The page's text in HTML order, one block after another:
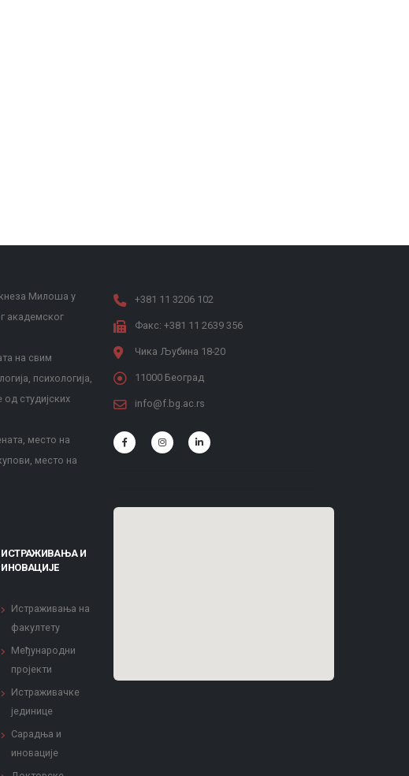
кнеза Милоша у
академског
на свим
психологија,
од студијских
место на
место на
ИСТРАЖИВАЊА И
ИНОВАЦИЈЕ
Истраживања на
факултету
Међународни
пројекти
Истраживачке
јединице
Сарадња и
иновације
+381 11 3206 102
Факс: +381 11 2639 356
Чика Љубина 18-20
11000 Београд
info@f.bg.ac.rs